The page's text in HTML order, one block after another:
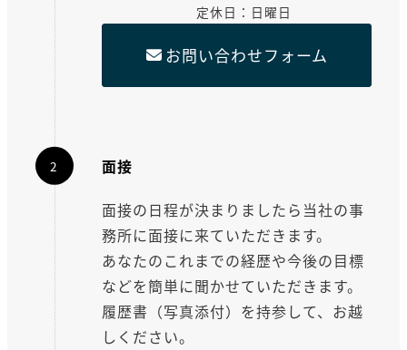
定休日：日曜日
お問い合わせフォーム
面接
面接の日程が決まりましたら当社の事
務所に面接に来ていただきます。
あなたのこれまでの経歴や今後の目標
などを簡単に聞かせていただきます。
履歴書（写真添付）を持参して、お越
しください。